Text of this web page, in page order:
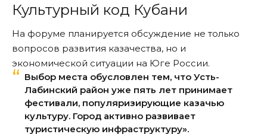
Культурный код Кубани
На форуме планируется обсуждение не только
вопросов развития казачества, но и
экономической ситуации на Юге России.
Выбор места обусловлен тем, что Усть-
Лабинский район уже пять лет принимает
фестивали, популяризирующие казачью
культуру. Город активно развивает
туристическую инфраструктуру».